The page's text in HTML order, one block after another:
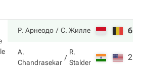
Р. Арнеодо С. Жилле 6
A.
Chandrasekar
R.
Stalder
2